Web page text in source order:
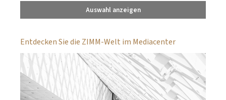
Auswahl anzeigen
Entdecken Sie die ZIMM-Welt im Mediacenter